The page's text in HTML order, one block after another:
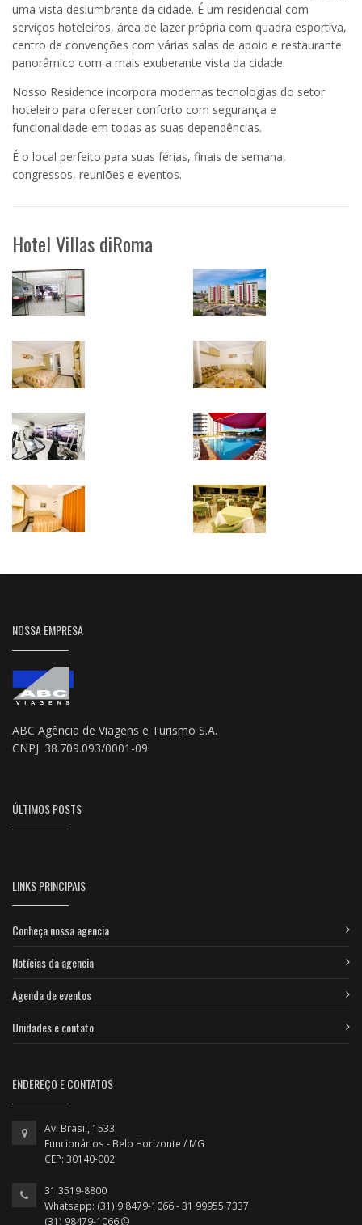
uma vista deslumbrante da cidade. É um residencial com
serviços hoteleiros, área de lazer própria com quadra esportiva,
centro de convenções com várias salas de apoio e restaurante
panorâmico com a mais exuberante vista da cidade.
Nosso Residence incorpora modernas tecnologias do setor
hoteleiro para oferecer conforto com segurança e
funcionalidade em todas as suas dependências.
É o local perfeito para suas férias, finais de semana,
congressos, reuniões e eventos.
Hotel Villas diRoma
NOSSA EMPRESA
ABC Agência de Viagens e Turismo S.A.
CNPJ: 38.709.093/0001-09
ÚLTIMOS POSTS
LINKS PRINCIPAIS
Conheça nossa agencia
Notícias da agencia
Agenda de eventos
Unidades e contato
ENDEREÇO E CONTATOS
Av. Brasil, 1533
Funcionários - Belo Horizonte / MG
CEP: 30140-002
31 3519-8800
Whatsapp: (31) 9 8479-1066 - 31 99955 7337
(31) 98479-1066